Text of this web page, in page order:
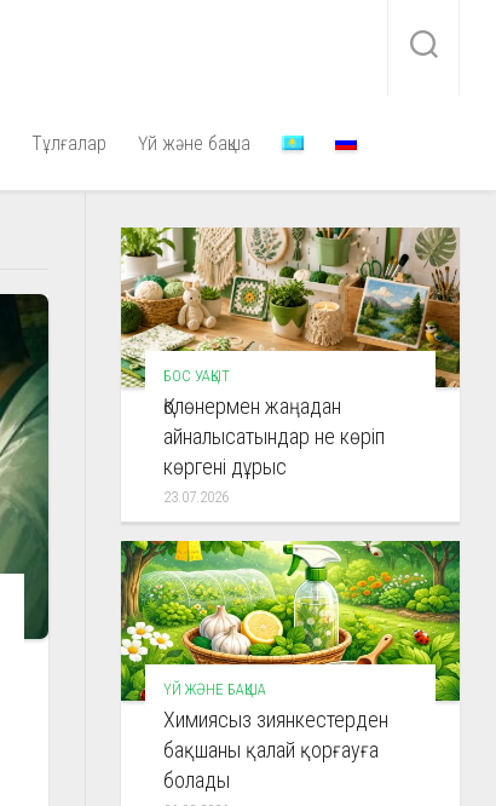
Тұлғалар Үй және бақша
БОС УАҚЫТ
Қолөнермен жаңадан
айналысатындар не көріп
көргені дұрыс
23.07.2026
ҮЙ ЖӘНЕ БАҚША
Химиясыз зиянкестерден
бақшаны қалай қорғауға
болады